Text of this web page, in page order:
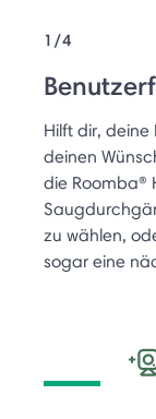
1/4
Hilft dir,
deinen
die Roomba®
zu wählen,
sogar eine